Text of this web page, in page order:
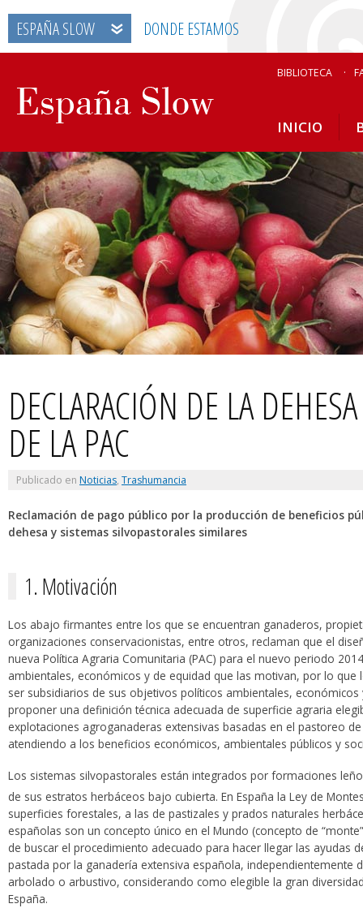
ESPAÑA SLOW DONDE ESTAMOS
BIBLIOTECA
INICIO
DECLARACIÓN DE LA
DE LA PAC
Publicado en Noticias, Trashumancia
Reclamación de pago público por la producción de beneficios
dehesa y sistemas silvopastorales similares
1. Motivación
Los abajo firmantes entre los que se encuentran ganaderos,
organizaciones conservacionistas, entre otros, reclaman que el
nueva Política Agraria Comunitaria (PAC) para el nuevo periodo
ambientales, económicos y de equidad que las motivan, por lo que
ser subsidiarios de sus objetivos políticos ambientales, económicos
proponer una definición técnica adecuada de superficie agraria
explotaciones agroganaderas extensivas basadas en el pastoreo
atendiendo a los beneficios económicos, ambientales públicos y
Los sistemas silvopastorales están integrados por formaciones
de sus estratos herbáceos bajo cubierta. En España la Ley de
superficies forestales, a las de pastizales y prados naturales
españolas son un concepto único en el Mundo (concepto de
de buscar el procedimiento adecuado para hacer llegar las ayudas
pastada por la ganadería extensiva española, independientemente
arbolado o arbustivo, considerando como elegible la gran
España.